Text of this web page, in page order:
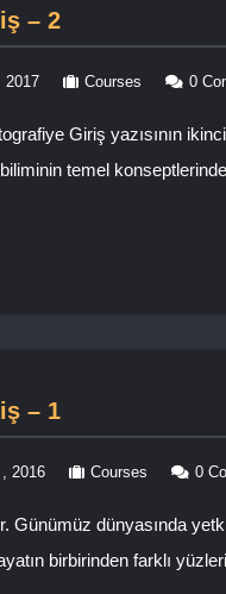
– 2
2017 Courses 0
Giriş yazısının
temel
– 1
2016 Courses 0
Günümüz dünyasında
birbirinden farklı